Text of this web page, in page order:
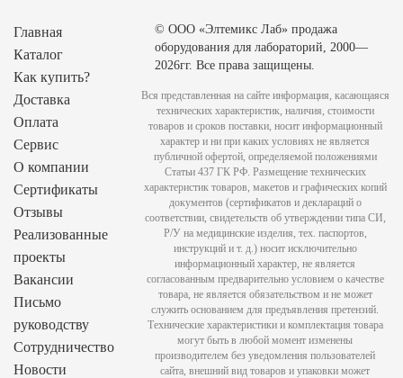
Главная
Каталог
Как купить?
Доставка
Оплата
Сервис
О компании
Сертификаты
Отзывы
Реализованные
проекты
Вакансии
Письмо
руководству
Сотрудничество
Новости
© ООО «Элтемикс Лаб» продажа
оборудования для лабораторий, 2000—
2026гг. Все права защищены.
Вся представленная на сайте информация, касающаяся
технических характеристик, наличия, стоимости
товаров и сроков поставки, носит информационный
характер и ни при каких условиях не является
публичной офертой, определяемой положениями
Статьи 437 ГК РФ. Размещение технических
характеристик товаров, макетов и графических копий
документов (сертификатов и деклараций о
соответствии, свидетельств об утверждении типа СИ,
Р/У на медицинские изделия, тех. паспортов,
инструкций и т. д.) носит исключительно
информационный характер, не является
согласованным предварительно условием о качестве
товара, не является обязательством и не может
служить основанием для предъявления претензий.
Технические характеристики и комплектация товара
могут быть в любой момент изменены
производителем без уведомления пользователей
сайта, внешний вид товаров и упаковки может